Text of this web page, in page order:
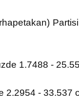
1.7488 -
2.2954 - 33.537